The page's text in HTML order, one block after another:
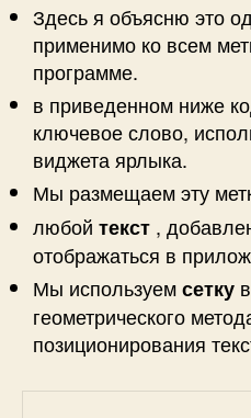
Здесь я объясню это
применимо ко всем
программе.
в приведенном ниже
ключевое слово,
виджета ярлыка.
Мы размещаем эту
любой текст ,
отображаться в
Мы используемсетку
геометрического
позиционирования